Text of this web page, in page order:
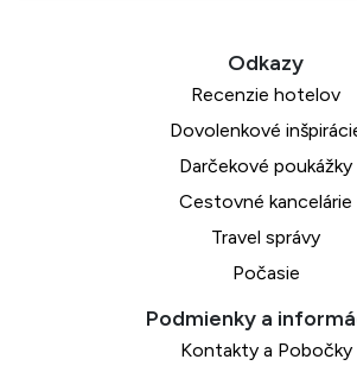
Recenzie hotelov
Dovolenkové
Darčekové poukážky
Cestovné kancelárie
Travel správy
Počasie
Kontakty a Pobočky